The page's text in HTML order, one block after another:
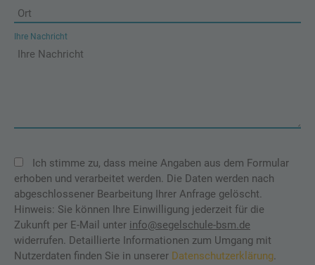
Ihre Nachricht
Ich stimme zu, dass meine Angaben aus dem Formular
erhoben und verarbeitet werden. Die Daten werden nach
abgeschlossener Bearbeitung Ihrer Anfrage gelöscht.
Hinweis: Sie können Ihre Einwilligung jederzeit für die
Zukunft per E-Mail unter info@segelschule-bsm.de
widerrufen. Detaillierte Informationen zum Umgang mit
Nutzerdaten finden Sie in unserer Datenschutzerklärung